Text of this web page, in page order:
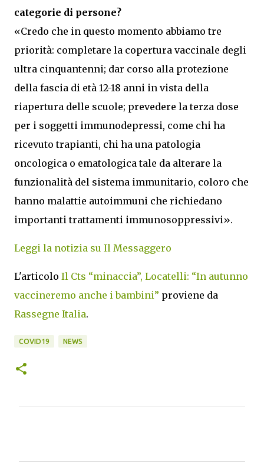
categorie di persone?
«Credo che in questo momento abbiamo tre
priorità: completare la copertura vaccinale degli
ultra cinquantenni; dar corso alla protezione
della fascia di età 12-18 anni in vista della
riapertura delle scuole; prevedere la terza dose
per i soggetti immunodepressi, come chi ha
ricevuto trapianti, chi ha una patologia
oncologica o ematologica tale da alterare la
funzionalità del sistema immunitario, coloro che
hanno malattie autoimmuni che richiedano
importanti trattamenti immunosoppressivi».
Leggi la notizia su Il Messaggero
L'articolo Il Cts “minaccia”, Locatelli: “In autunno
vaccineremo anche i bambini” proviene da
Rassegne Italia.
COVID19 NEWS